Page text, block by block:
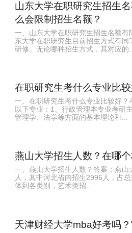
山东大学在职研究生招生
么会限制招生名额？
一、山东大学在职研究生招生名额有
东大学在职研究生目前招生方式有同
研修。无论哪种招生方式，其对应的...
在职研究生考什么专业比
一、在职研究生考什么专业比较好？
以下专业：1、行政管理本专业考研
管理学、法学等方面的基本理论和...
燕山大学招生人数？在哪个
一、燕山大学招生人数？答案：燕
人，其中河北省内招生2996人，占
体到各类别，艺术类招...
天津财经大学mba好考吗？